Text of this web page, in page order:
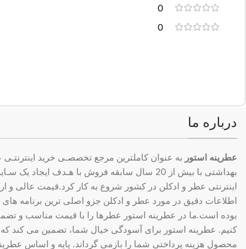
0
0
درباره ما
عطرینه استور به عنوان کاملترین مرجع تخصصـی خرید
بهداشتی با بیش از 20 سال سابقه فروش با هـدف
اینترنتی عطر و ادکلن در کشور شروع به کار کرد.قیمت عالی و
اطلاعات دقیق در مورد عطر و ادکلن جزو اصلی ترین برنامه های
بوده است.ما در عطرینه استور عطرها را با قیمت مناسب و
کنیم. عطرینه استور برای آسودگی خیال شما، تضمین می کند
محصول هزینه پرداختی شما را بازمی گرداند. پایه و اساس